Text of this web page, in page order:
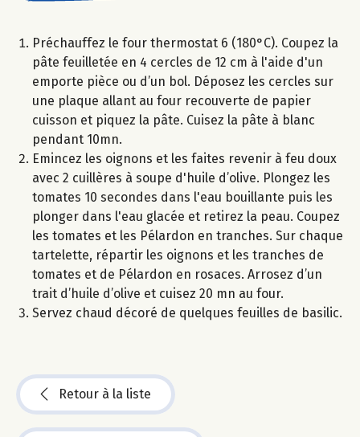
Préchauffez le four thermostat 6 (180°C). Coupez la
pâte feuilletée en 4 cercles de 12 cm à l'aide d'un
emporte pièce ou d’un bol. Déposez les cercles sur
une plaque allant au four recouverte de papier
cuisson et piquez la pâte. Cuisez la pâte à blanc
pendant 10mn.
Emincez les oignons et les faites revenir à feu doux
avec 2 cuillères à soupe d'huile d’olive. Plongez les
tomates 10 secondes dans l'eau bouillante puis les
plonger dans l'eau glacée et retirez la peau. Coupez
les tomates et les Pélardon en tranches. Sur chaque
tartelette, répartir les oignons et les tranches de
tomates et de Pélardon en rosaces. Arrosez d’un
trait d’huile d’olive et cuisez 20 mn au four.
Servez chaud décoré de quelques feuilles de basilic.
Retour à la liste